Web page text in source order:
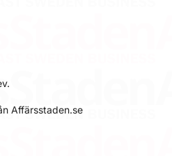
Affärsstaden.se